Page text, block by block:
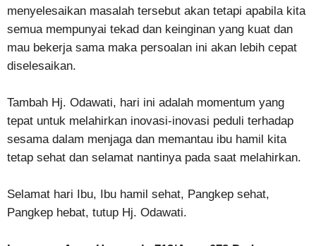
menyelesaikan masalah tersebut akan tetapi apabila kita
semua mempunyai tekad dan keinginan yang kuat dan
mau bekerja sama maka persoalan ini akan lebih cepat
diselesaikan.
Tambah Hj. Odawati, hari ini adalah momentum yang
tepat untuk melahirkan inovasi-inovasi peduli terhadap
sesama dalam menjaga dan memantau ibu hamil kita
tetap sehat dan selamat nantinya pada saat melahirkan.
Selamat hari Ibu, Ibu hamil sehat, Pangkep sehat,
Pangkep hebat, tutup Hj. Odawati.